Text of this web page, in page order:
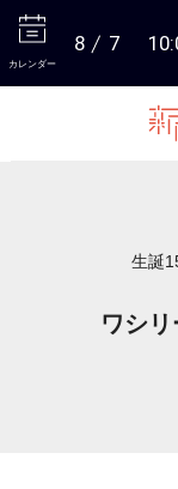
カレンダー
8 7
生誕
ワシ